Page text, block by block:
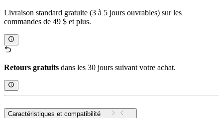
Livraison standard gratuite (3 à 5 jours ouvrables) sur les
commandes de 49 $ et plus.
Retours gratuits dans les 30 jours suivant votre achat.
Caractéristiques et compatibilité